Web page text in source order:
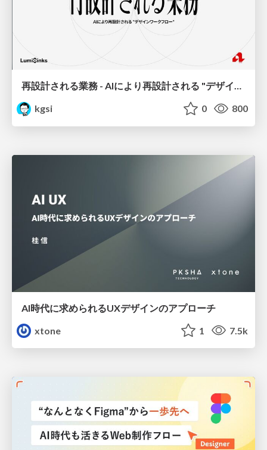
再設計される業務 - AIにより再設計される "デザインワークフロー" / AI Ops Lab #2 Redesigned orkflows
kgsi
0 800
AI時代に求められるUXデザインのアプローチ
xtone
1 7.5k